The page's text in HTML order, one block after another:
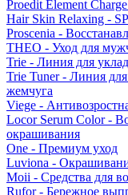
Proedit Element
Hair Skin Relaxing -
Proscenia -
THEO - Уход для
Trie - Линия для
Trie Tuner - Линия
жемчуга
Viege -
Locor Serum Color -
окрашивания
One - Премиум уход
Luviona -
Moii - Средства для
Rufor - Бережное